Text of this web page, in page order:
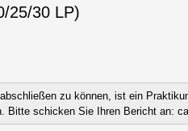
25/30 LP)
zu können, ist ein
Bitte schicken Sie Ihren Bericht an: